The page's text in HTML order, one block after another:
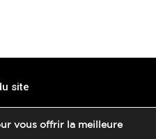
site
légales
vous offrir la meilleure